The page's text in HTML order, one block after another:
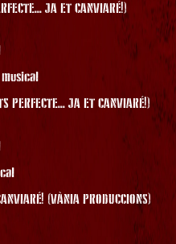
JA ET CANVIARÉ!)
PERFECTE... JA ET CANVIARÉ!)
(VÀNIA PRODUCCIONS)